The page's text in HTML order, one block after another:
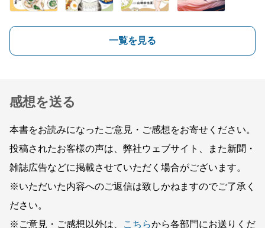
一覧を見る
感想を送る
本書をお読みになったご意見・ご感想をお寄せください。
投稿されたお客様の声は、弊社ウェブサイト、また新聞・
雑誌広告などに掲載させていただく場合がございます。
※いただいた内容へのご返信は致しかねますのでご了承く
ださい。
※ご意見・ご感想以外は、
こちらから各部門にお送りくだ